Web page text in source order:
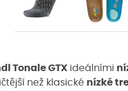
Tonale GTX ideálními
než klasické nízké